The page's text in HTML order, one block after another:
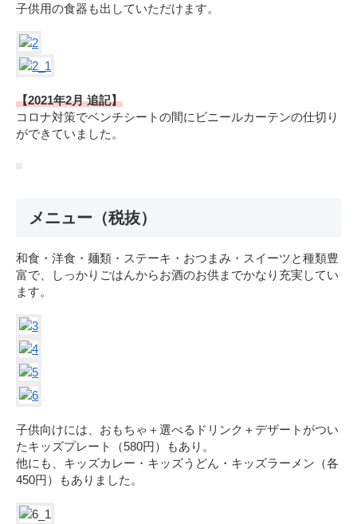
子供用の食器も出していただけます。
【2021年2月 追記】
コロナ対策でベンチシートの間にビニールカーテンの仕切り
ができていました。
メニュー（税抜）
和食・洋食・麺類・ステーキ・おつまみ・スイーツと種類豊
富で、しっかりごはんからお酒のお供までかなり充実してい
ます。
子供向けには、おもちゃ＋選べるドリンク＋デザートがつい
たキッズプレート（580円）もあり。
他にも、キッズカレー・キッズうどん・キッズラーメン（各
450円）もありました。